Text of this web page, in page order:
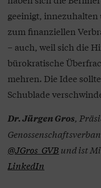
geeinigt,
zum finanziellen
– auch, weil sich die
bürokratische
mehren. Die Idee
Schublade
Dr. Jürgen Gros,
@JGros_GVB und ist
LinkedIn